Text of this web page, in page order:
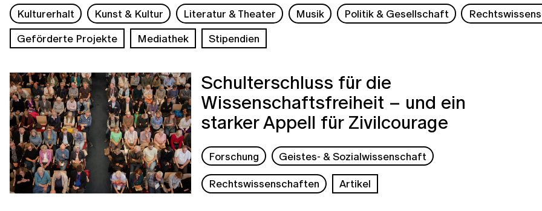
Kulturerhalt
Kunst & Kultur Literatur & Theater Musik Politik & Gesellschaft
Geförderte Projekte
Mediathek Stipendien
Schulterschluss für die
Wissenschaftsfreiheit – und ein
starker Appell für Zivilcourage
Forschung
Geistes- & Sozialwissenschaft
Rechtswissenschaften
Artikel